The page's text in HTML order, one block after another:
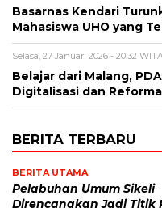
Basarnas Kendari
Mahasiswa UHO yang
Selasa, 27 Januari 2026 - 20:32
Belajar dari Malang,
Digitalisasi dan
BERITA TERBARU
BERITA UTAMA
Pelabuhan Umum Sikeli
Direncanakan Jadi Titik